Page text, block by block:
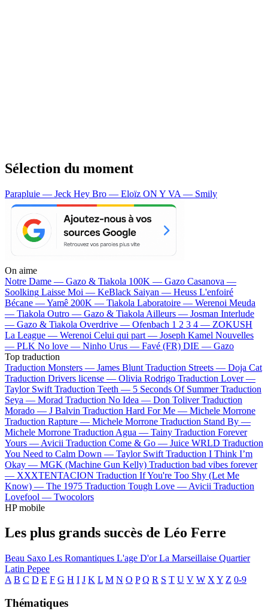
Sélection du moment
Parapluie — Jeck Hey Bro — Eloïz ON Y VA — Smily
On aime
Notre Dame — Gazo & Tiakola 100K — Gazo Casanova —
Soolking Laisse Moi — KeBlack Saiyan — Heuss L'enfoiré
Bécane —Yamê 200K — Tiakola Laboratoire — Werenoi Meuda
— Tiakola Outro — Gazo & Tiakola Ailleurs — Josman Interlude
— Gazo & Tiakola Overdrive — Ofenbach 1 2 3 4 — ZOKUSH
La League — Werenoi Celui qui part — Joseph Kamel Nouvelles
— PLK No love — Ninho Urus — Favé (FR) DIE — Gazo
Top traduction
Traduction Monsters — James Blunt Traduction Streets — Doja Cat
Traduction Drivers license — Olivia Rodrigo Traduction Lover —
Taylor Swift Traduction Teeth — 5 Seconds Of Summer Traduction
Seya — Morad Traduction No Idea — Don Toliver Traduction
Morado — J Balvin Traduction Hard For Me — Michele Morrone
Traduction Rapture — Michele Morrone Traduction Stand By —
Michele Morrone Traduction Agua — Tainy Traduction Forever
Yours — Avicii Traduction Come & Go — Juice WRLD Traduction
You Need to Calm Down — Taylor Swift Traduction I Think I’m
Okay — MGK (Machine Gun Kelly) Traduction bad vibes forever
— XXXTENTACION Traduction If You're Too Shy (Let Me
Know) — The 1975 Traduction Tough Love — Avicii Traduction
Lovefool — Twocolors
HP mobile
Les plus grands succès de Léo Ferre
Beau Saxo Les Romantiques L'age D'orLa Marseillaise Quartier
Latin Pepee
A B C D E F G H I J K L M N O P Q R S T U V W X Y Z 0-9
Thématiques